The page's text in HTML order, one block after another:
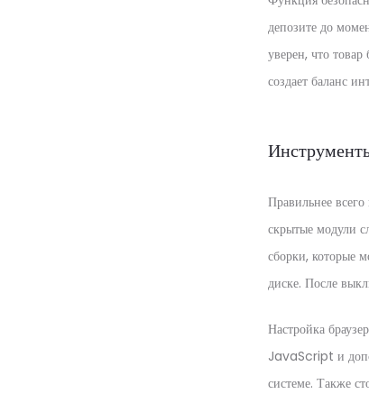
депозите до
уверен, что товар
создает баланс
Правильнее
скрытые модули
сборки, которые
диске. После
Настройка
JavaScript и
системе. Также